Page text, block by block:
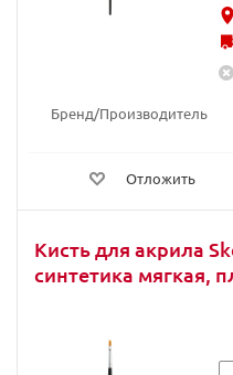
Бренд/Производитель
Отложить
Кисть для акрила
синтетика мягкая,